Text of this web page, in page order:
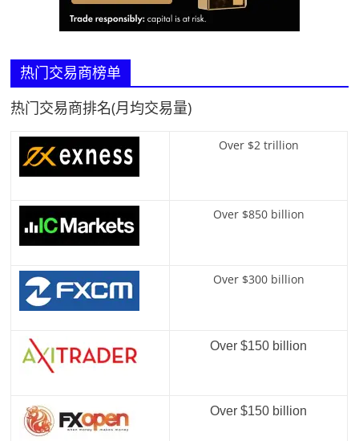
热门交易商榜单
热门交易商排名(月均交易量)
Over $2 trillion
Over $850 billion
Over $300 billion
Over $150 billion
Over $150 billion